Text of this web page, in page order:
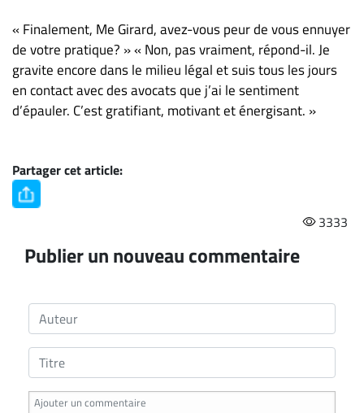
« Finalement, Me Girard, avez-vous peur de vous ennuyer
de votre pratique? » « Non, pas vraiment, répond-il. Je
gravite encore dans le milieu légal et suis tous les jours
en contact avec des avocats que j’ai le sentiment
d’épauler. C’est gratifiant, motivant et énergisant. »
Partager cet article:
3333
Publier un nouveau commentaire